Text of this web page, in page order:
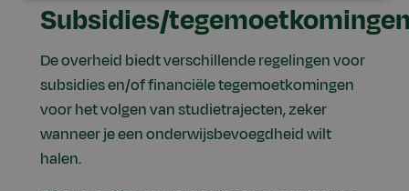
Subsidies/
De overheid biedt verschillende regelingen voor
subsidies en/of financiële tegemoetkomingen
voor het volgen van studietrajecten, zeker
wanneer je een onderwijsbevoegdheid wilt
halen.